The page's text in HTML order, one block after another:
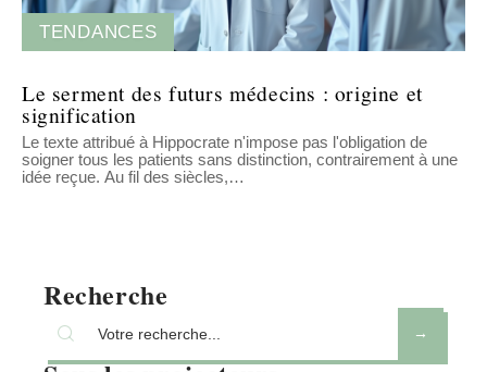
TENDANCES
Le serment des futurs médecins : origine et
signification
Le texte attribué à Hippocrate n'impose pas l'obligation de
soigner tous les patients sans distinction, contrairement à une
idée reçue. Au fil des siècles,…
Recherche